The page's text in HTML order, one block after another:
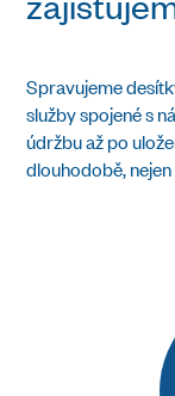
Spravujeme
služby spojené s
údržbu až po
dlouhodobě,